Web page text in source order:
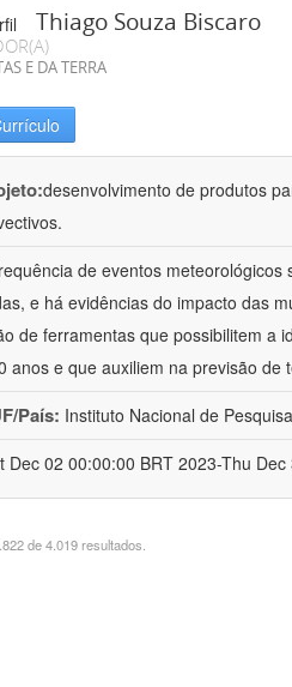
Thiago Souza Biscaro
E DA TERRA
desenvolvimento de produtos
de eventos
e há evidências do impacto das
de ferramentas que possibilitem a
anos e que auxiliem na previsão de
País: Instituto Nacional de
Dec 02 00:00:00 BRT 2023-Thu
de 4.019 resultados.